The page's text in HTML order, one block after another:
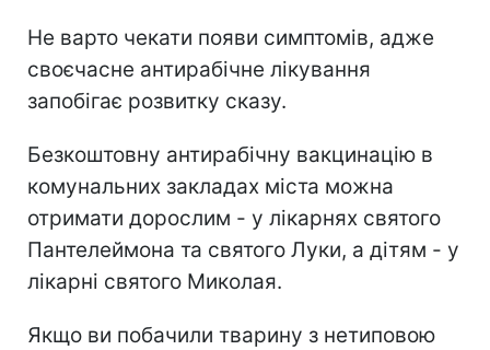
Не варто чекати появи симптомів, адже
своєчасне антирабічне лікування
запобігає розвитку сказу.
Безкоштовну антирабічну вакцинацію в
комунальних закладах міста можна
отримати дорослим - у лікарнях святого
Пантелеймона та святого Луки, а дітям - у
лікарні святого Миколая.
Якщо ви побачили тварину з нетиповою